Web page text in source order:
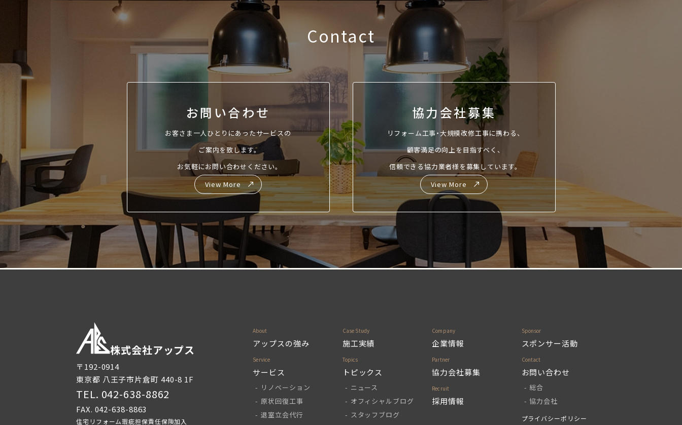
Contact
お問い合わせ
お客さま一人ひとりにあったサービスの
ご案内を致します。
お気軽にお問い合わせください。
View More
協力会社募集
リフォーム工事・大規模改修工事に携わる、
顧客満足の向上を目指すべく、
信頼できる協力業者様を募集しています。
View More
アップスの強み
サービス
リノベーション
原状回復工事
退室立会代行
施工実績
トピックス
ニュース
オフィシャルブログ
スタッフブログ
企業情報
協力会社募集
採用情報
スポンサー活動
お問い合わせ
総合
協力会社
プライバシーポリシー
株式会社アップス
〒192-0914
東京都 八王子市片倉町 440-8 1F
TEL. 042-638-8862
FAX. 042-638-8863
住宅リフォーム瑕疵担保責任保険加入